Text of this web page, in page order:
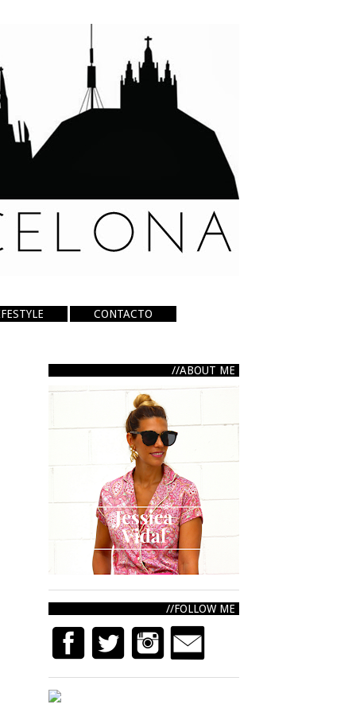
CONTACTO
ABOUT ME
FOLLOW ME